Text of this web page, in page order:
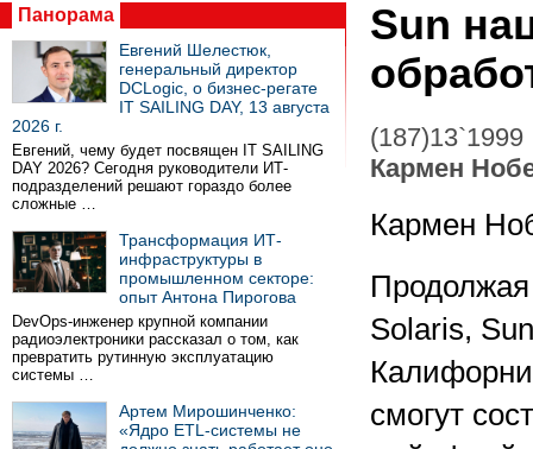
Панорама
Евгений Шелестюк,
генеральный директор
DCLogic, о бизнес-регате
IT SAILING DAY, 13 августа
2026 г.
Евгений, чему будет посвящен IT SAILING
DAY 2026? Сегодня руководители ИТ-
подразделений решают гораздо более
сложные …
Трансформация ИТ-
инфраструктуры в
промышленном секторе:
опыт Антона Пирогова
DevOps-инженер крупной компании
радиоэлектроники рассказал о том, как
превратить рутинную эксплуатацию
системы …
Артем Мирошинченко:
«Ядро ETL-системы не
Sun
(187)13`1999
Кармен
Кармен
Solaris,
смогут